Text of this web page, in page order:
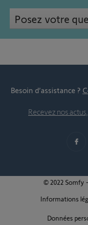
Posez votre
Besoin d’assistance ?
Recevez nos
© 2022 Somfy
Informations
Données